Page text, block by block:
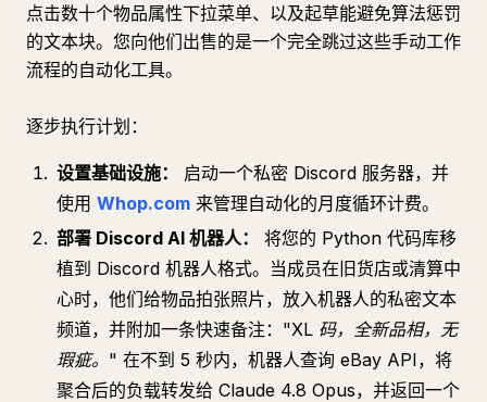
点击数十个物品属性下拉菜单、以及起草能避免算法惩罚
的文本块。您向他们出售的是一个完全跳过这些手动工作
流程的自动化工具。
逐步执行计划：
设置基础设施：
启动一个私密 Discord 服务器，并
使用 Whop.com 来管理自动化的月度循环计费。
部署 Discord AI 机器人：
将您的 Python 代码库移
植到 Discord 机器人格式。当成员在旧货店或清算中
心时，他们给物品拍张照片，放入机器人的私密文本
频道，并附加一条快速备注："XL 码，全新品相，无
瑕疵。" 在不到 5 秒内，机器人查询 eBay API，将
聚合后的负载转发给 Claude 4.8 Opus，并返回一个